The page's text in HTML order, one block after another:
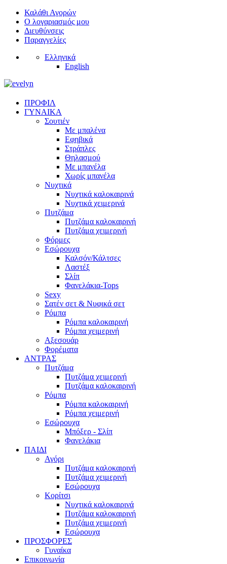
Καλάθι Αγορών
Ο λογαριασμός μου
Διευθύνσεις
Παραγγελίες
Ελληνικά
English
ΠΡΟΦΙΛ
ΓΥΝΑΙΚΑ
Σουτιέν
Με μπαλένα
Εφηβικά
Στράπλες
Θηλασμού
Με μπανέλα
Χωρίς μπανέλα
Νυχτικά
Νυχτικά καλοκαιρινά
Νυχτικά χειμερινά
Πυτζάμα
Πυτζάμα καλοκαιρινή
Πυτζάμα χειμερινή
Φόρμες
Εσώρουχα
Καλσόν/Κάλτσες
Λαστέξ
Σλίπ
Φανελάκια-Tops
Sexy
Σατέν σετ & Νυφικά σετ
Ρόμπα
Ρόμπα καλοκαιρινή
Ρόμπα χειμερινή
Αξεσουάρ
Φορέματα
ΑΝΤΡΑΣ
Πυτζάμα
Πυτζάμα χειμερινή
Πυτζάμα καλοκαιρινή
Ρόμπα
Ρόμπα καλοκαιρινή
Ρόμπα χειμερινή
Εσώρουχα
Μπόξερ - Σλίπ
Φανελάκια
ΠΑΙΔΙ
Αγόρι
Πυτζάμα καλοκαιρινή
Πυτζάμα χειμερινή
Εσώρουχα
Κορίτσι
Νυχτικά καλοκαιρινά
Πυτζάμα καλοκαιρινή
Πυτζάμα χειμερινή
Εσώρουχα
ΠΡΟΣΦΟΡΕΣ
Γυναίκα
Επικοινωνία